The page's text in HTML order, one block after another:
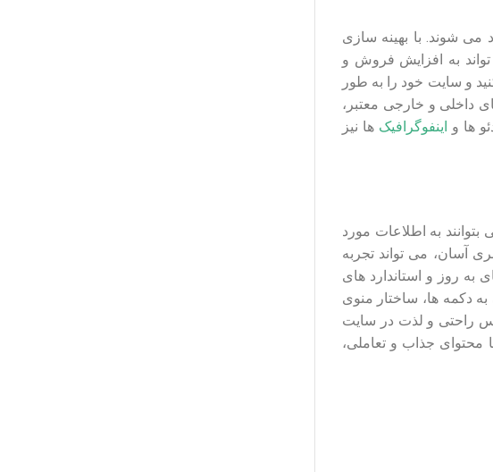
می شوند. با بهینه سازی
به افزایش فروش و
و سایت خود را به طور
داخلی و خارجی معتبر،
ها و اینفوگرافیک‌ ها نیز
به اطلاعات مورد
آسان، می تواند تجربه
به روز و استاندارد های
دکمه‌ ها، ساختار منوی
راحتی و لذت در سایت
محتوای جذاب و تعاملی،